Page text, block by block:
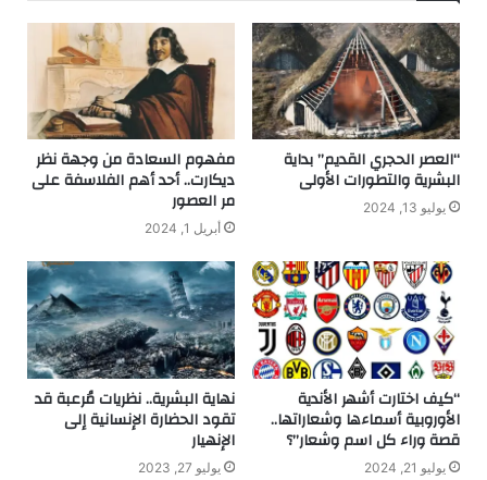
“العصر الحجري القديم” بداية
البشرية والتطورات الأولى
يوليو 13, 2024
مفهوم السعادة من وجهة نظر
ديكارت.. أحد أهم الفلاسفة على
مر العصور
أبريل 1, 2024
“كيف اختارت أشهر الأندية
الأوروبية أسماءها وشعاراتها..
قصة وراء كل اسم وشعار”؟
يوليو 21, 2024
نهاية البشرية.. نظريات مُرعبة قد
تقود الحضارة الإنسانية إلى
الإنهيار
يوليو 27, 2023